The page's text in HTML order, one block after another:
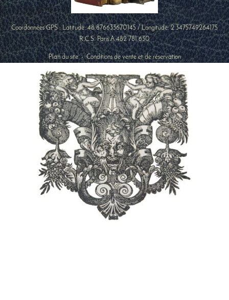
Coordonnées GPS : Latitude:48.876633670145/ Longitude:2.3475749264175
R.C.S. Paris A 482 781 630
Plan du site-Conditions de vente et de réservation